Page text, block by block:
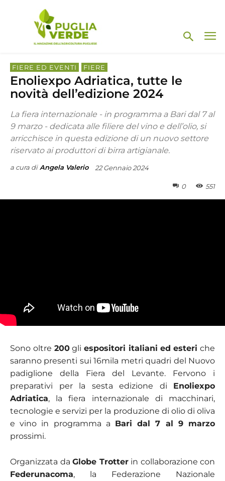
FIERE ED EVENTI FIERE
Enoliexpo Adriatica, tutte le
novità dell’edizione 2024
La fiera internazionale - in programma a Bari dal 7 al
9 marzo - dedicata alle filiere del vino e dell’olio, si
arricchisce in questa edizione di un nuovo settore
riservato ai produttori di birra artigianale.
a cura di Angela Valerio 22 Gennaio 2024
0 551
Sono oltre 200gli espositori italiani ed esteri che
saranno presenti sui 16mila metri quadri del Nuovo
padiglione della Fiera del Levante. Fervono i
preparativi per la sesta edizione di Enoliexpo
Adriatica, la fiera internazionale di macchinari,
tecnologie e servizi per la produzione di olio di oliva
e vino in programma a Bari dal 7 al 9 marzo
prossimi.
Organizzata da Globe Trotterin collaborazione con
Federunacoma, la Federazione Nazionale